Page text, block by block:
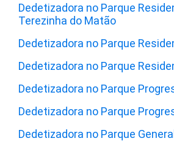
Dedetizadora no Parque
Terezinha do Matão
Dedetizadora no Parque
Dedetizadora no Parque
Dedetizadora no Parque
Dedetizadora no Parque
Dedetizadora no Parque